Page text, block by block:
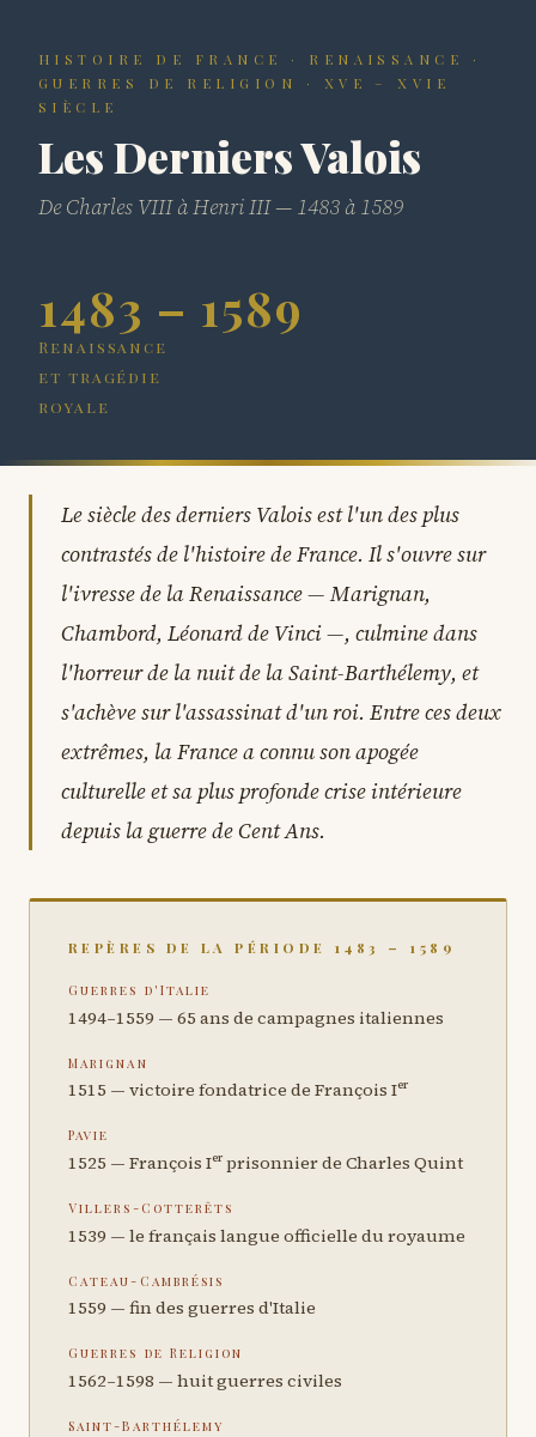
HISTOIRE DE FRANCE · RENAISSANCE ·
GUERRES DE RELIGION · XVE – XVIE
SIÈCLE
Les Derniers Valois
De Charles VIII à Henri III — 1483 à 1589
1483 – 1589
Renaissance
et tragédie
royale
Le siècle des derniers Valois est l'un des plus
contrastés de l'histoire de France. Il s'ouvre sur
l'ivresse de la Renaissance — Marignan,
Chambord, Léonard de Vinci —, culmine dans
l'horreur de la nuit de la Saint-Barthélemy, et
s'achève sur l'assassinat d'un roi. Entre ces deux
extrêmes, la France a connu son apogée
culturelle et sa plus profonde crise intérieure
depuis la guerre de Cent Ans.
REPÈRES DE LA PÉRIODE 1483 – 1589
Guerres d'Italie
1494–1559 — 65 ans de campagnes italiennes
Marignan
1515 — victoire fondatrice de François Iᵉʳ
Pavie
1525 — François Iᵉʳ prisonnier de Charles Quint
Villers-Cotterêts
1539 — le français langue officielle du royaume
Cateau-Cambrésis
1559 — fin des guerres d'Italie
Guerres de Religion
1562–1598 — huit guerres civiles
Saint-Barthélemy